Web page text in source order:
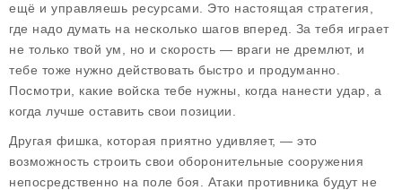
ещё и управляешь ресурсами. Это настоящая стратегия,
где надо думать на несколько шагов вперед. За тебя играет
не только твой ум, но и скорость — враги не дремлют, и
тебе тоже нужно действовать быстро и продуманно.
Посмотри, какие войска тебе нужны, когда нанести удар, а
когда лучше оставить свои позиции.
Другая фишка, которая приятно удивляет, — это
возможность строить свои оборонительные сооружения
непосредственно на поле боя. Атаки противника будут не